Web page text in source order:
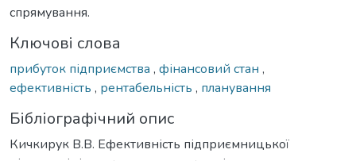
спрямування.
Ключові слова
прибуток підприємства , фінансовий стан ,
ефективність , рентабельність , планування
Бібліографічний опис
Кичкирук В.В. Ефективність підприємницької